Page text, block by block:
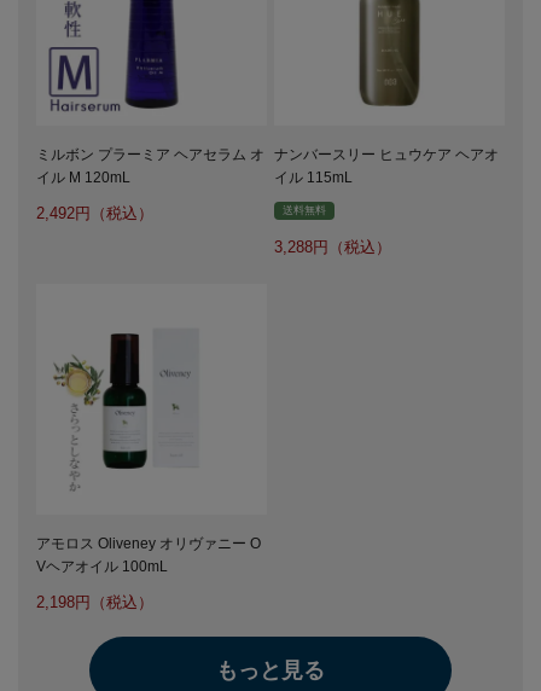
ミルボン プラーミア ヘアセラム オ
イル M 120mL
2,492
ナンバースリー ヒュウケア ヘアオ
イル 115mL
送料無料
3,288
アモロス Oliveney オリヴァニー O
Vヘアオイル 100mL
2,198
もっと見る